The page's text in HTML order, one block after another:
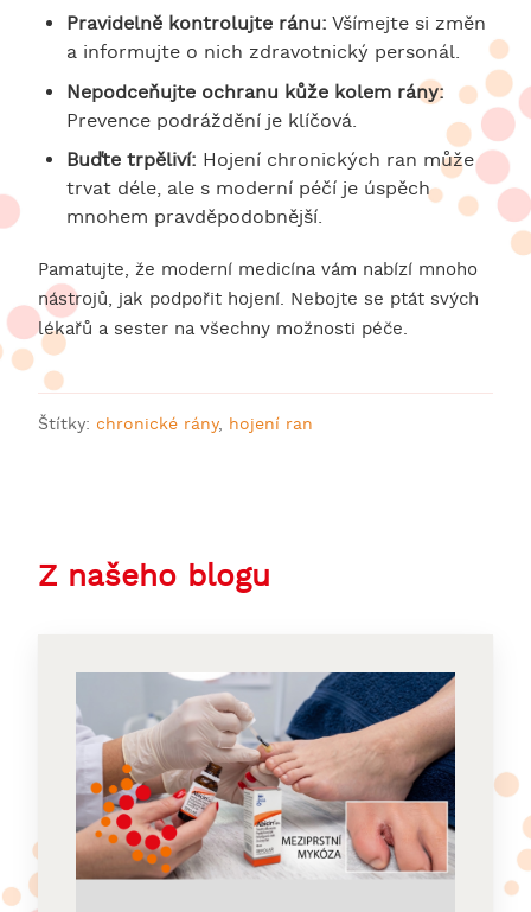
Pravidelně kontrolujte ránu: Všímejte si změn
a informujte o nich zdravotnický personál.
Nepodceňujte ochranu kůže kolem rány:
Prevence podráždění je klíčová.
Buďte trpěliví: Hojení chronických ran může
trvat déle, ale s moderní péčí je úspěch
mnohem pravděpodobnější.
Pamatujte, že moderní medicína vám nabízí mnoho
nástrojů, jak podpořit hojení. Nebojte se ptát svých
lékařů a sester na všechny možnosti péče.
Štítky: chronické rány, hojení ran
Z našeho blogu